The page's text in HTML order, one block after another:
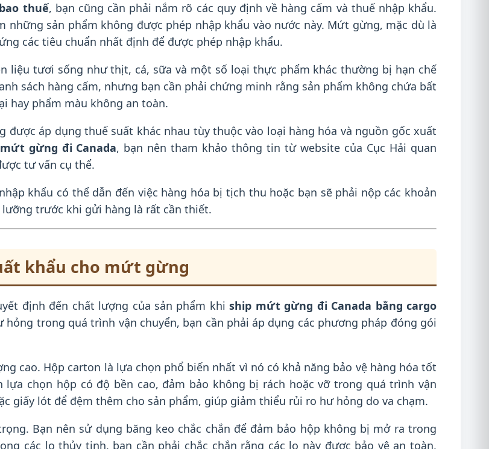
thuế, bạn cũng cần phải nắm rõ các quy định về hàng cấm và thuế nhập khẩu.
những sản phẩm không được phép nhập khẩu vào nước này. Mứt gừng, mặc dù là
các tiêu chuẩn nhất định để được phép nhập khẩu.
liệu tươi sống như thịt, cá, sữa và một số loại thực phẩm khác thường bị hạn chế
sách hàng cấm, nhưng bạn cần phải chứng minh rằng sản phẩm không chứa bất
hay phẩm màu không an toàn.
được áp dụng thuế suất khác nhau tùy thuộc vào loại hàng hóa và nguồn gốc xuất
gừng đi Canada, bạn nên tham khảo thông tin từ website của Cục Hải quan
tư vấn cụ thể.
khẩu có thể dẫn đến việc hàng hóa bị tịch thu hoặc bạn sẽ phải nộp các khoản
trước khi gửi hàng là rất cần thiết.
khẩu cho mứt gừng
định đến chất lượng của sản phẩm khiship mứt gừng đi Canada bằng cargo
trong quá trình vận chuyển, bạn cần phải áp dụng các phương pháp đóng gói
cao. Hộp carton là lựa chọn phổ biến nhất vì nó có khả năng bảo vệ hàng hóa tốt
chọn hộp có độ bền cao, đảm bảo không bị rách hoặc vỡ trong quá trình vận
giấy lót để đệm thêm cho sản phẩm, giúp giảm thiểu rủi ro hư hỏng do va chạm.
Bạn nên sử dụng băng keo chắc chắn để đảm bảo hộp không bị mở ra trong
các lọ thủy tinh, bạn cần phải chắc chắn rằng các lọ này được bảo vệ an toàn,